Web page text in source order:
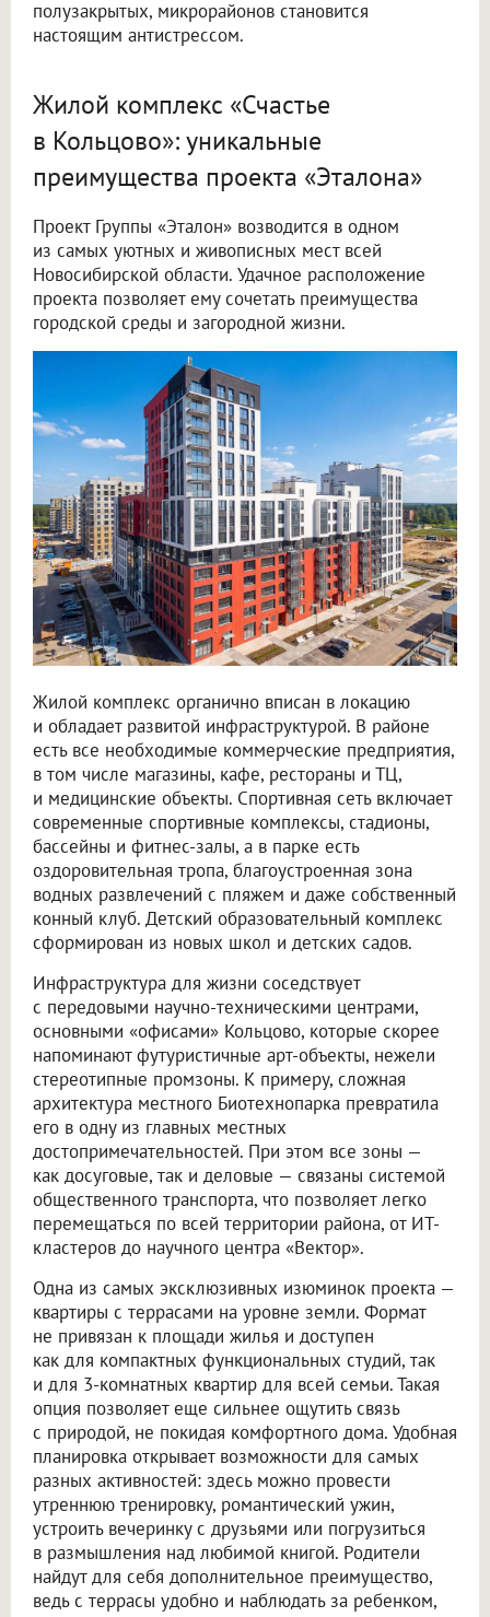
полузакрытых, микрорайонов становится
настоящим антистрессом.
Жилой комплекс «Счастье
в Кольцово»: уникальные
преимущества проекта «Эталона»
Проект Группы «Эталон» возводится в одном
из самых уютных и живописных мест всей
Новосибирской области. Удачное расположение
проекта позволяет ему сочетать преимущества
городской среды и загородной жизни.
Жилой комплекс органично вписан в локацию
и обладает развитой инфраструктурой. В районе
есть все необходимые коммерческие предприятия,
в том числе магазины, кафе, рестораны и ТЦ,
и медицинские объекты. Спортивная сеть включает
современные спортивные комплексы, стадионы,
бассейны и фитнес-залы, а в парке есть
оздоровительная тропа, благоустроенная зона
водных развлечений с пляжем и даже собственный
конный клуб. Детский образовательный комплекс
сформирован из новых школ и детских садов.
Инфраструктура для жизни соседствует
с передовыми научно-техническими центрами,
основными «офисами» Кольцово, которые скорее
напоминают футуристичные арт-объекты, нежели
стереотипные промзоны. К примеру, сложная
архитектура местного Биотехнопарка превратила
его в одну из главных местных
достопримечательностей. При этом все зоны —
как досуговые, так и деловые — связаны системой
общественного транспорта, что позволяет легко
перемещаться по всей территории района, от ИТ-
кластеров до научного центра «Вектор».
Одна из самых эксклюзивных изюминок проекта —
квартиры с террасами на уровне земли. Формат
не привязан к площади жилья и доступен
как для компактных функциональных студий, так
и для 3-комнатных квартир для всей семьи. Такая
опция позволяет еще сильнее ощутить связь
с природой, не покидая комфортного дома. Удобная
планировка открывает возможности для самых
разных активностей: здесь можно провести
утреннюю тренировку, романтический ужин,
устроить вечеринку с друзьями или погрузиться
в размышления над любимой книгой. Родители
найдут для себя дополнительное преимущество,
ведь с террасы удобно и наблюдать за ребенком,